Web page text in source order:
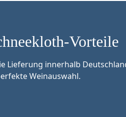
Vorteile
Lieferung innerhalb
Weinauswahl.